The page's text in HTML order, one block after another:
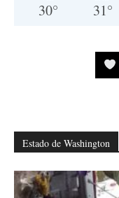
30° 31°
Estado de Washington